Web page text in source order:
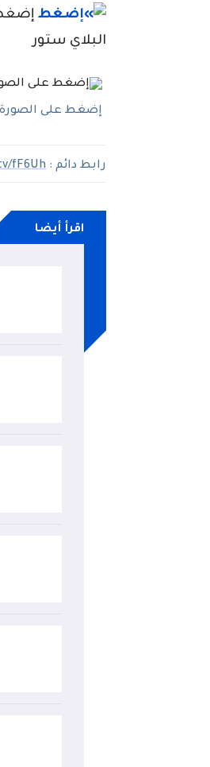
إضغط
البلاي ستور
إضغط على الصورة
رابط دائم :fF6Uh
اقرأ أيضا